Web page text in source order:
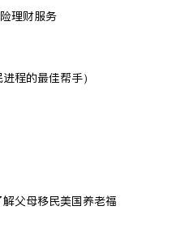
理财服务
程的最佳帮手）
父母移民美国养老福